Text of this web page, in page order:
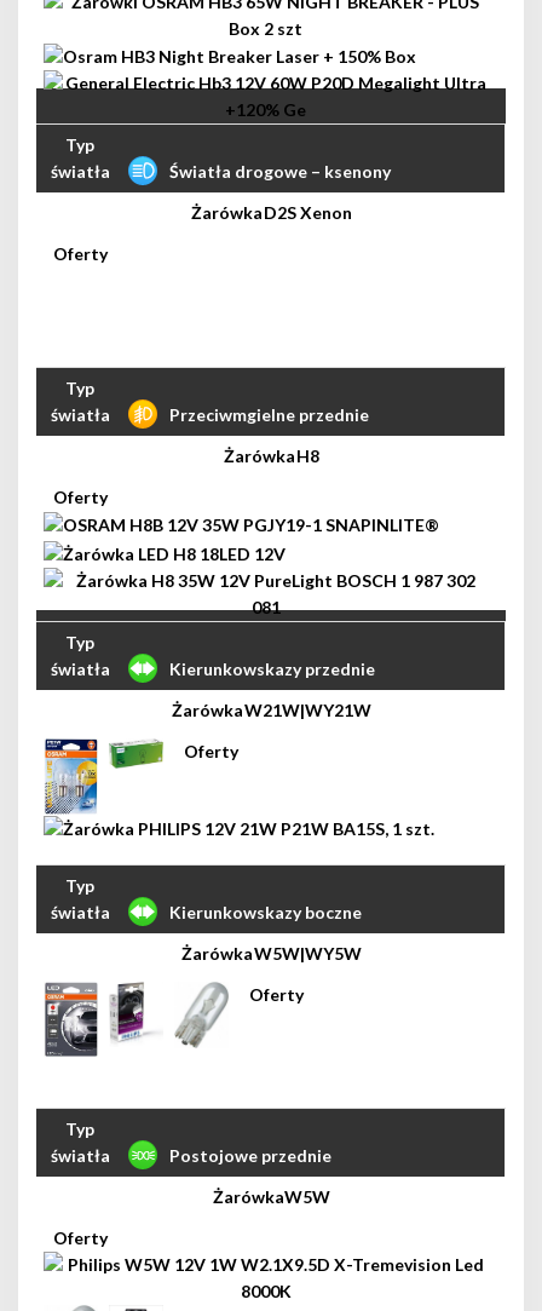
Światła drogowe – ksenony
D2S Xenon
Przeciwmgielne przednie
H8
Kierunkowskazy przednie
W21W|WY21W
Kierunkowskazy boczne
W5W|WY5W
Postojowe przednie
W5W